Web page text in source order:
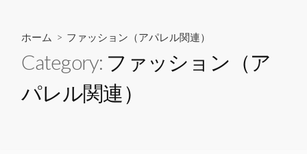
ホーム > ファッション（アパレル関連）
Category: ファッション（ア
パレル関連）